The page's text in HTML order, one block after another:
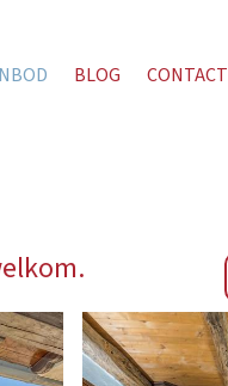
BLOG CONTACT